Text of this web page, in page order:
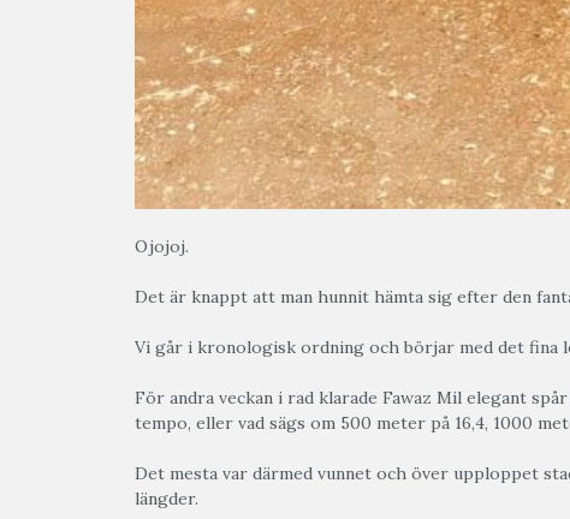
Ojojoj.
Det är knappt att man hunnit hämta sig efter den
Vi går i kronologisk ordning och börjar med det fina
För andra veckan i rad klarade Fawaz Mil elegant
tempo, eller vad sägs om 500 meter på 16,4, 1000
Det mesta var därmed vunnet och över upploppet
längder.